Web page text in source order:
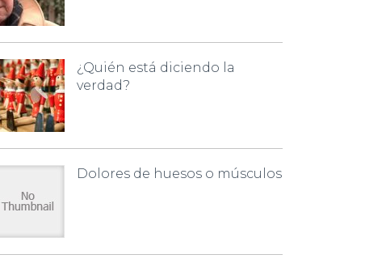
¿Quién está diciendo la
verdad?
Dolores de huesos o músculos